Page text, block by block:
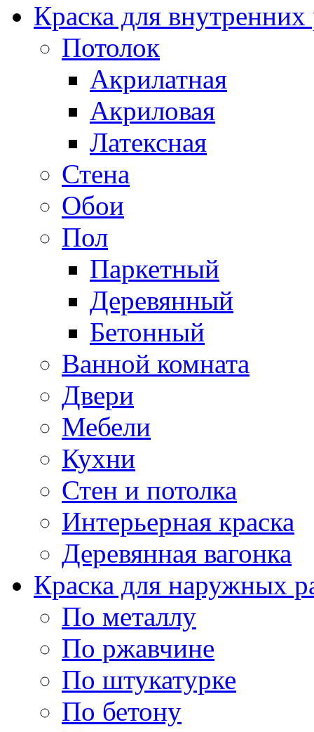
Краска для внутренних
Потолок
Акрилатная
Акриловая
Латексная
Стена
Обои
Пол
Паркетный
Деревянный
Бетонный
Ванной комната
Двери
Мебели
Кухни
Стен и потолка
Интерьерная краска
Деревянная вагонка
Краска для наружных
По металлу
По ржавчине
По штукатурке
По бетону